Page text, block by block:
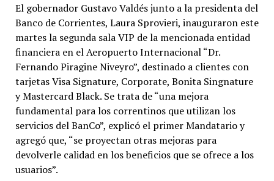
El gobernador Gustavo Valdés junto a la presidenta del
Banco de Corrientes, Laura Sprovieri, inauguraron este
martes la segunda sala VIP de la mencionada entidad
financiera en el Aeropuerto Internacional “Dr.
Fernando Piragine Niveyro”, destinado a clientes con
tarjetas Visa Signature, Corporate, Bonita Singnature
y Mastercard Black. Se trata de “una mejora
fundamental para los correntinos que utilizan los
servicios del BanCo”, explicó el primer Mandatario y
agregó que, “se proyectan otras mejoras para
devolverle calidad en los beneficios que se ofrece a los
usuarios”.